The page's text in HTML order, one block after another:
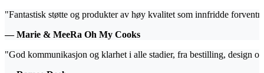
"Fantastisk støtte og produkter av høy kvalitet som innfridde
— Marie & MeeRa Oh My Cooks
"God kommunikasjon og klarhet i alle stadier, fra bestilling, design